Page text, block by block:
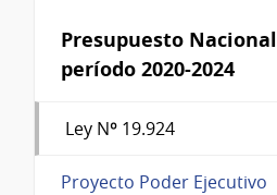
Presupuesto Nacional
período 2020-2024
Ley Nº 19.924
Proyecto Poder Ejecutivo